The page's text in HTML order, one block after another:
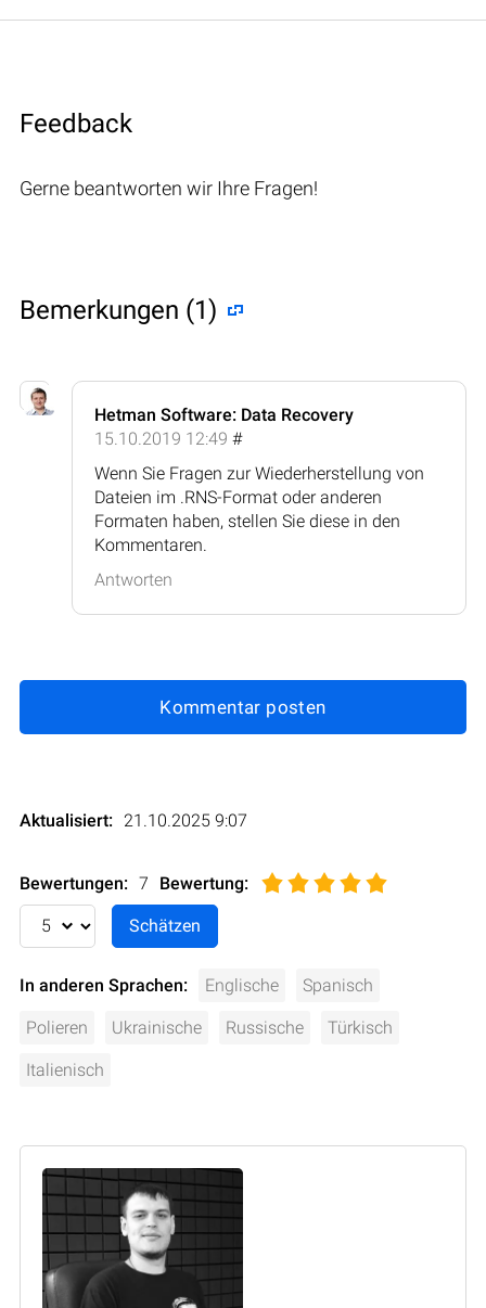
Feedback
Gerne beantworten wir Ihre Fragen!
Bemerkungen (1)
Hetman Software: Data Recovery
15.10.2019 12:49 #
Wenn Sie Fragen zur Wiederherstellung von
Dateien im .RNS-Format oder anderen
Formaten haben, stellen Sie diese in den
Kommentaren.
Antworten
Kommentar posten
Aktualisiert: 21.10.2025 9:07
Bewertungen: 7 Bewertung:
In anderen Sprachen: Englische Spanisch
Polieren Ukrainische Russische Türkisch
Italienisch